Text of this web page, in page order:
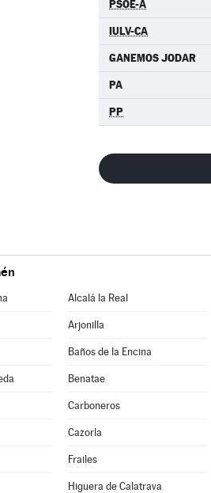
PSOE-A
IULV-CA
GANEMOS JODAR
PA
PP
Alcalá la Real
Arjonilla
Baños de la Encina
Benatae
Carboneros
Cazorla
Frailes
Higuera de Calatrava